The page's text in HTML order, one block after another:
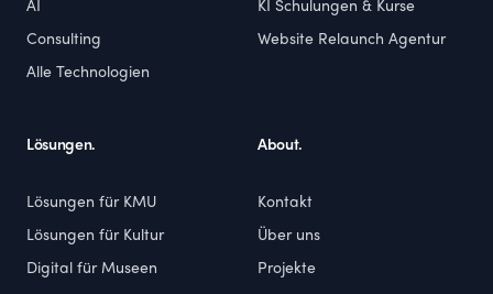
AI
Consulting
Alle Technologien
KI Schulungen & Kurse
Website Relaunch Agentur
Lösungen.
Lösungen für KMU
Lösungen für Kultur
Digital für Museen
About.
Kontakt
Über uns
Projekte